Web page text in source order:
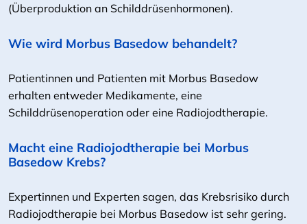
(Überproduktion an Schilddrüsenhormonen).
Wie wird Morbus Basedow behandelt?
Patientinnen und Patienten mit Morbus Basedow
erhalten entweder Medikamente, eine
Schilddrüsenoperation oder eine Radiojodtherapie.
Macht eine Radiojodtherapie bei Morbus
Basedow Krebs?
Expertinnen und Experten sagen, das Krebsrisiko durch
Radiojodtherapie bei Morbus Basedow ist sehr gering.